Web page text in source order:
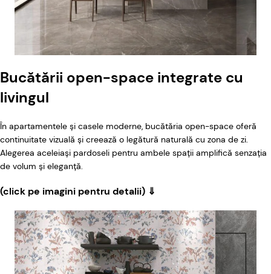
Bucătării open-space integrate cu
livingul
În apartamentele și casele moderne, bucătăria open-space oferă
continuitate vizuală și creează o legătură naturală cu zona de zi.
Alegerea aceleiași pardoseli pentru ambele spații amplifică senzația
de volum și eleganță.
(click pe imagini pentru detalii) ⇓